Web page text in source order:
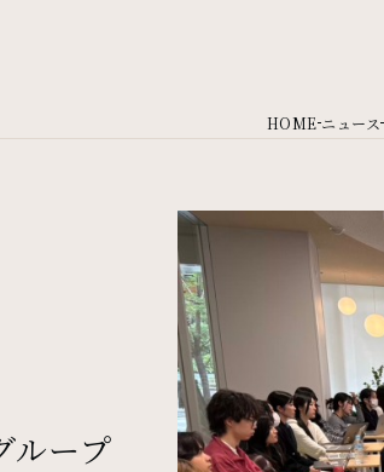
HOME ニュース
ループ